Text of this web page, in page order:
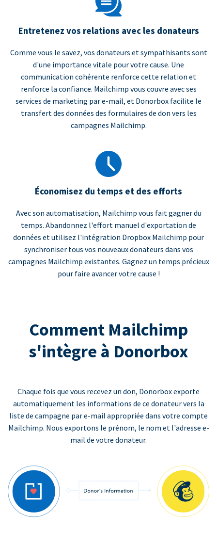
Entretenez vos relations avec les donateurs
Comme vous le savez, vos donateurs et sympathisants sont
d'une importance vitale pour votre cause. Une
communication cohérente renforce cette relation et
renforce la confiance. Mailchimp vous couvre avec ses
services de marketing par e-mail, et Donorbox facilite le
transfert des données des formulaires de don vers les
campagnes Mailchimp.
Économisez du temps et des efforts
Avec son automatisation, Mailchimp vous fait gagner du
temps. Abandonnez l'effort manuel d'exportation de
données et utilisez l'intégration Dropbox Mailchimp pour
synchroniser tous vos nouveaux donateurs dans vos
campagnes Mailchimp existantes. Gagnez un temps précieux
pour faire avancer votre cause !
Comment Mailchimp
s'intègre à Donorbox
Chaque fois que vous recevez un don, Donorbox exporte
automatiquement les informations de ce donateur vers la
liste de campagne par e-mail appropriée dans votre compte
Mailchimp. Nous exportons le prénom, le nom et l'adresse e-
mail de votre donateur.